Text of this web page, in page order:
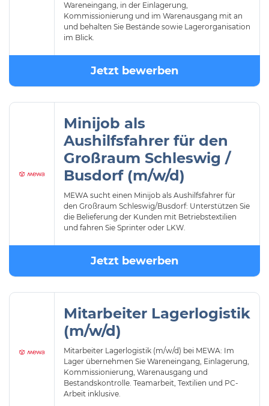
Wareneingang, in der Einlagerung,
Kommissionierung und im Warenausgang mit an
und behalten Sie Bestände sowie Lagerorganisation
im Blick.
Jetzt bewerben
Minijob als
Aushilfsfahrer für den
Großraum Schleswig /
Busdorf (m/w/d)
MEWA sucht einen Minijob als Aushilfsfahrer für
den Großraum Schleswig/Busdorf: Unterstützen Sie
die Belieferung der Kunden mit Betriebstextilien
und fahren Sie Sprinter oder LKW.
Jetzt bewerben
Mitarbeiter Lagerlogistik
(m/w/d)
Mitarbeiter Lagerlogistik (m/w/d) bei MEWA: Im
Lager übernehmen Sie Wareneingang, Einlagerung,
Kommissionierung, Warenausgang und
Bestandskontrolle. Teamarbeit, Textilien und PC-
Arbeit inklusive.